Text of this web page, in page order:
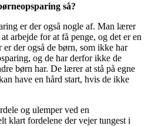
så?
er der også nogle af. Man lærer
arbejde for at få penge, og det er en
der også de børn, som ikke har
og de har derfor ikke de
børn har. De lærer at stå på egne
have en hård start, hvis de ikke
og ulemper ved en
klart fordelene der vejer tungest i